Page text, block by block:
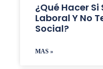
¿Qué Hacer
Laboral Y No
Social?
MAS »